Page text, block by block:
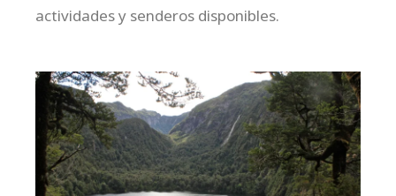
actividades y senderos disponibles.